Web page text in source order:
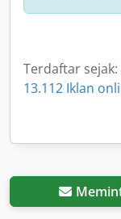
Terdaftar sejak:
13.112 Iklan